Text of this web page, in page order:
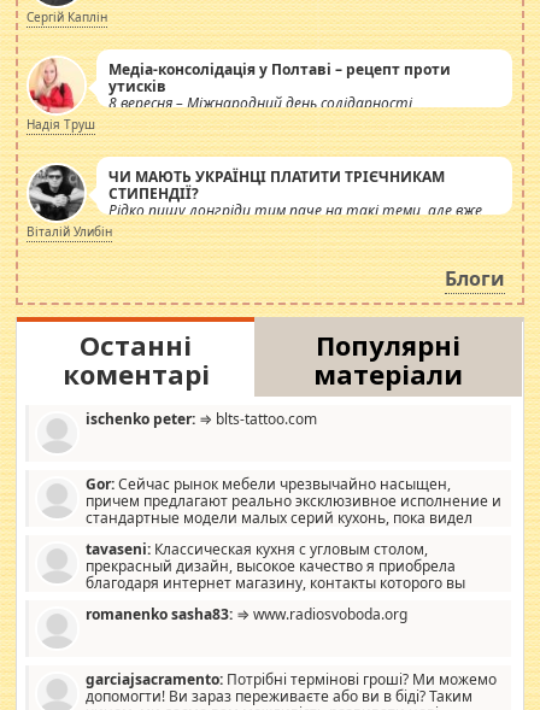
Сергій Каплін
Медіа-консолідація у Полтаві – рецепт проти
утисків
8 вересня – Міжнародний день солідарності
журналістів.
Надія Труш
ЧИ МАЮТЬ УКРАЇНЦІ ПЛАТИТИ ТРІЄЧНИКАМ
СТИПЕНДІЇ?
Рідко пишу лонгріди тим паче на такі теми, але вже
просто дістало! Обурюють сьогоднішні інсенуації
навколо стипендіального питання. Штучно
роздувається ще одна соціальна катастрофа.
Віталій Улибін
Блоги
Останні
коментарі
Популярні
матеріали
ischenko peter: ⇒ blts-tattoo.com
Gor:Сейчас рынок мебели чрезвычайно насыщен,
причем предлагают реально эксклюзивное исполнение и
стандартные модели малых серий кухонь, пока видел
стандартные формы, в MebelOk, креативненько и что главное -
со вкусом все в порядке, без ненужных наворотов удорожающих
мебель, а это не последний фактор.
tavaseni: Классическая кухня с угловым столом,
прекрасный дизайн, высокое качество я приобрела
благодаря интернет магазину, контакты которого вы
romanenko sasha83: ⇒ www.radiosvoboda.org
garciajsacramento: Потрібні термінові гроші? Ми можемо
допомогти! Ви зараз переживаєте або ви в біді? Таким